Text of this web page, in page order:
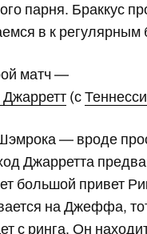
парня. Браккус
в к регулярным
матч —
(с
— вроде
Джарретта
большой привет
на Джеффа,
с ринга. Он